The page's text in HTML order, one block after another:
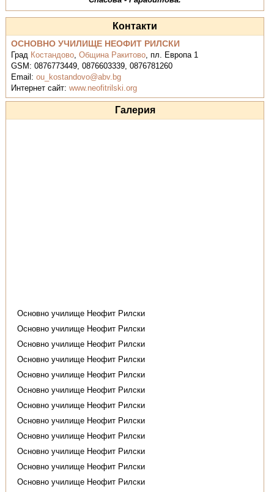
Контакти
ОСНОВНО УЧИЛИЩЕ НЕОФИТ РИЛСКИ
Град Костандово,Община Ракитово,пл. Европа 1
GSM:0876773449, 0876603339, 0876781260
Email:ou_kostandovo@abv.bg
Интернет сайт:www.neofitrilski.org
Галерия
Основно училище Неофит Рилски
Основно училище Неофит Рилски
Основно училище Неофит Рилски
Основно училище Неофит Рилски
Основно училище Неофит Рилски
Основно училище Неофит Рилски
Основно училище Неофит Рилски
Основно училище Неофит Рилски
Основно училище Неофит Рилски
Основно училище Неофит Рилски
Основно училище Неофит Рилски
Основно училище Неофит Рилски